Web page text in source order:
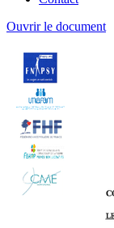
Ouvrir le document